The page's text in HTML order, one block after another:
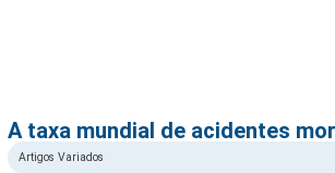
A taxa mundial de acidentes
Artigos Variados